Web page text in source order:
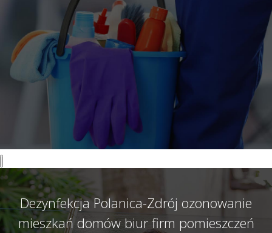
Dezynfekcja Polanica-Zdrój ozonowanie
mieszkań domów biur firm pomieszczeń